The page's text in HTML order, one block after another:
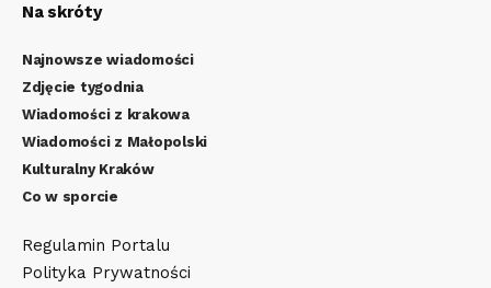
Na skróty
Najnowsze wiadomości
Zdjęcie tygodnia
Wiadomości z krakowa
Wiadomości z Małopolski
Kulturalny Kraków
Co w sporcie
Regulamin Portalu
Polityka Prywatności